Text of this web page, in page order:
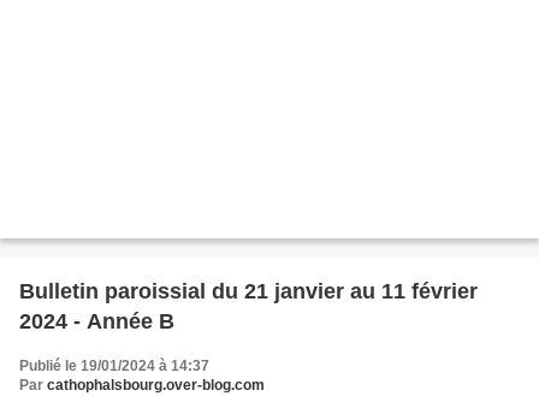
Bulletin paroissial du 21 janvier au 11 février
2024 - Année B
Publié le 19/01/2024 à 14:37
Par cathophalsbourg.over-blog.com